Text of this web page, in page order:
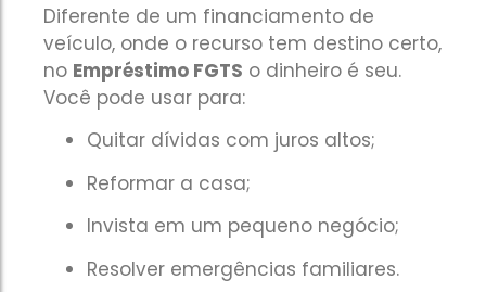
Diferente de um financiamento de
veículo, onde o recurso tem destino certo,
no Empréstimo FGTS o dinheiro é seu.
Você pode usar para:
Quitar dívidas com juros altos;
Reformar a casa;
Invista em um pequeno negócio;
Resolver emergências familiares.